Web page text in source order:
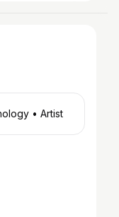
• TV Presenter • Master of Psychology • Artist